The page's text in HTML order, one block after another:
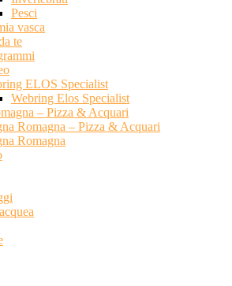
Pesci
vasca
te
ELOS Specialist
Webring Elos Specialist
– Pizza & Acquari
Romagna – Pizza & Acquari
Romagna